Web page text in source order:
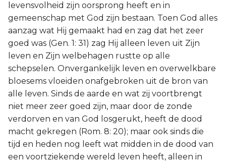
levensvolheid zijn oorsprong heeft en in
gemeenschap met God zijn bestaan. Toen God alles
aanzag wat Hij gemaakt had en zag dat het zeer
goed was (Gen. 1: 31) zag Hij alleen leven uit Zijn
leven en Zijn welbehagen rustte op alle
schepselen. Onvergankelijk leven en overwelkbare
bloesems vloeiden onafgebroken uit de bron van
alle leven. Sinds de aarde en wat zij voortbrengt
niet meer zeer goed zijn, maar door de zonde
verdorven en van God losgerukt, heeft de dood
macht gekregen (Rom. 8: 20); maar ook sinds die
tijd en heden nog leeft wat midden in de dood van
een voortziekende wereld leven heeft, alleen in